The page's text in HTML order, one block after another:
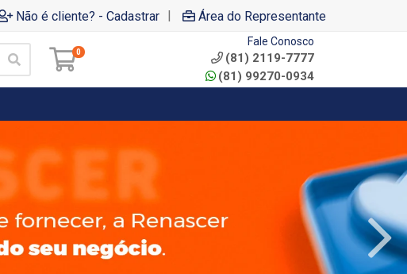
Não é cliente? - Cadastrar | Área do Representante
0
Fale Conosco
(81) 2119-7777
(81) 99270-0934